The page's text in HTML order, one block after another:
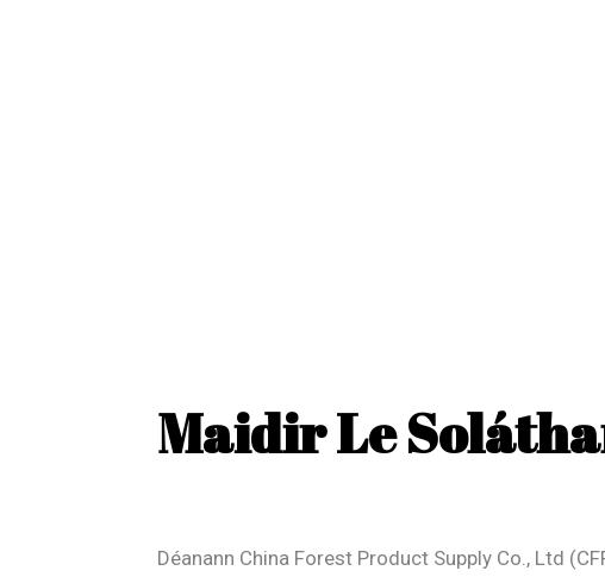
Maidir Le
Déanann China Forest Product Supply Co., Ltd